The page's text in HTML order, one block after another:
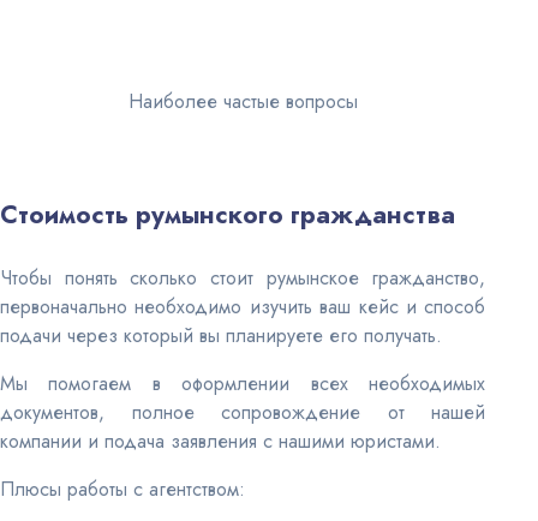
Наиболее частые вопросы
Стоимость румынского гражданства
Чтобы понять сколько стоит румынское гражданство,
первоначально необходимо изучить ваш кейс и способ
подачи через который вы планируете его получать.
Мы помогаем в оформлении всех необходимых
документов, полное сопровождение от нашей
компании и подача заявления с нашими юристами.
Плюсы работы с агентством: